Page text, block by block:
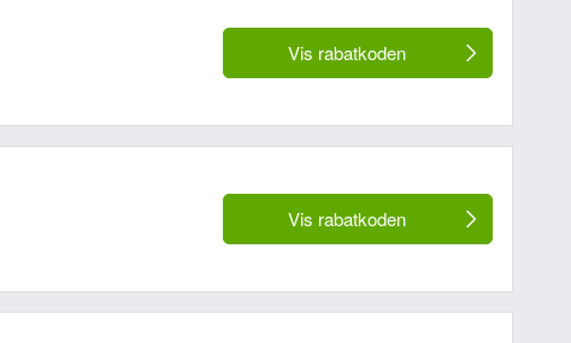
Vis rabatkoden
Vis rabatkoden